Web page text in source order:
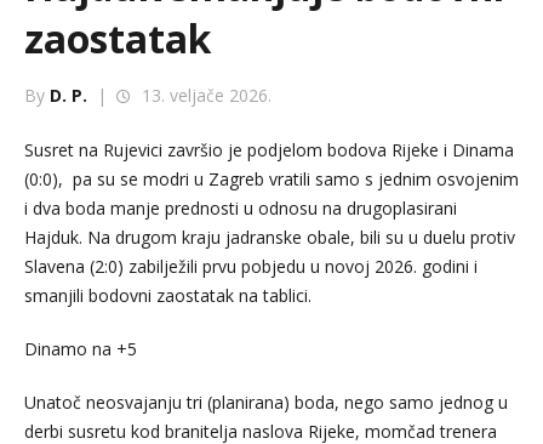
zaostatak
By D. P. | 13. veljače 2026.
Susret na Rujevici završio je podjelom bodova Rijeke i Dinama
(0:0), pa su se modri u Zagreb vratili samo s jednim osvojenim
i dva boda manje prednosti u odnosu na drugoplasirani
Hajduk. Na drugom kraju jadranske obale, bili su u duelu protiv
Slavena (2:0) zabilježili prvu pobjedu u novoj 2026. godini i
smanjili bodovni zaostatak na tablici.
Dinamo na +5
Unatoč neosvajanju tri (planirana) boda, nego samo jednog u
derbi susretu kod branitelja naslova Rijeke, momčad trenera